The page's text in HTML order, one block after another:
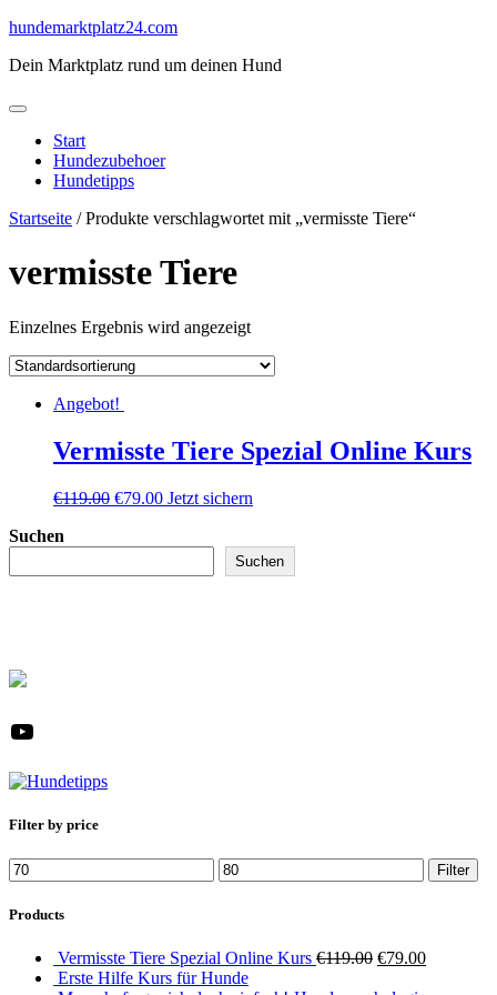
Skip
content
hundemarktplatz24.com
Dein Marktplatz rund um deinen Hund
Start
Hundezubehoer
Hundetipps
Startseite / Produkte verschlagwortet mit „vermisste Tiere“
vermisste Tiere
Einzelnes Ergebnis wird angezeigt
Angebot!
Vermisste Tiere Spezial Online Kurs
€119.00 Ursprünglicher
€79.00Aktueller
Jetzt sichern
Suchen
Suchen
YouTube
Filter by price
Min.
Preis
Max.
Preis
Filter
Products
Vermisste Tiere Spezial Online Kurs €119.00 Ursprünglicher
€79.00Aktueller
Erste Hilfe Kurs für Hunde